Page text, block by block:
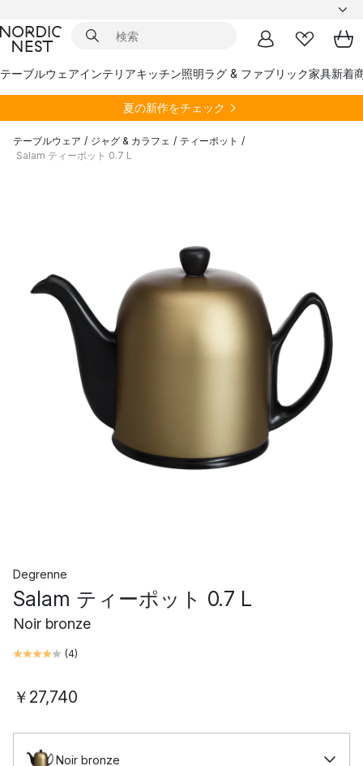
テーブルウェアインテリアキッチン照明ラグ & ファブリック家具新着
夏の新作をチェック
テーブルウェア / ジャグ & カラフェ / ティーポット /
Salam ティーポット 0.7 L
Degrenne
Salam ティーポット 0.7 L
Noir bronze
(4)
￥27,740
Noir bronze